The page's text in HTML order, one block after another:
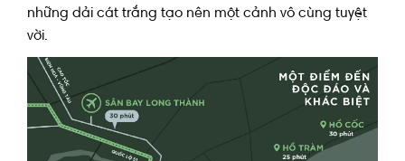
những dải cát trắng tạo nên một cảnh vô cùng tuyệt
vời.